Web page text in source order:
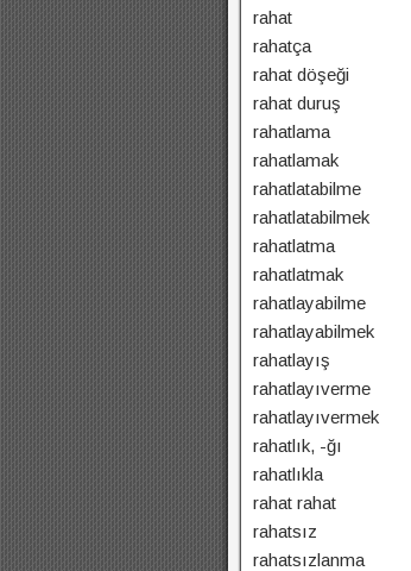
rahat
rahatça
rahat döşeği
rahat duruş
rahatlama
rahatlamak
rahatlatabilme
rahatlatabilmek
rahatlatma
rahatlatmak
rahatlayabilme
rahatlayabilmek
rahatlayış
rahatlayıverme
rahatlayıvermek
rahatlık, -ğı
rahatlıkla
rahat rahat
rahatsız
rahatsızlanma